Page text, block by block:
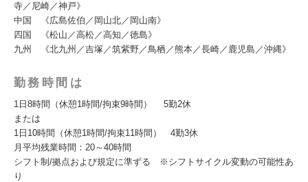
寺／尼崎／神戸》
中国 《広島佐伯／岡山北／岡山南》
四国 《松山／高松／高知／徳島》
九州 《北九州／吉塚／筑紫野／鳥栖／熊本／長崎／鹿児島／沖縄》
勤務時間は
1日8時間（休憩1時間/拘束9時間） 5勤2休
または
1日10時間（休憩1時間/拘束11時間） 4勤3休
月平均残業時間：20～40時間
シフト制/拠点および規定に準ずる ※シフトサイクル変動の可能性あ
り